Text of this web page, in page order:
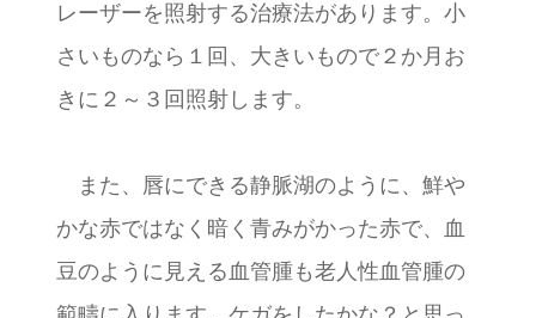
レーザーを照射する治療法があります。小
さいものなら１回、大きいもので２か月お
きに２～３回照射します。
また、唇にできる静脈湖のように、鮮や
かな赤ではなく暗く青みがかった赤で、血
豆のように見える血管腫も老人性血管腫の